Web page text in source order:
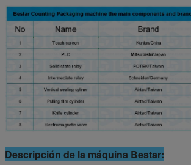
Descripción de la máquina Bestar: